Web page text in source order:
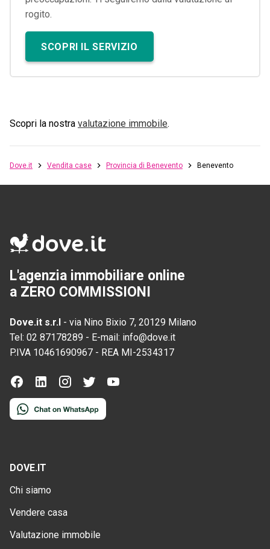
rogito.
SCOPRI IL SERVIZIO
Scopri la nostra valutazione immobile.
Dove.it Vendita case Provincia di Benevento Benevento
L'agenzia immobiliare online
a ZERO COMMISSIONI
Dove.it s.r.l - via Nino Bixio 7, 20129 Milano
Tel: 02 87178289 - E-mail: info@dove.it
P.IVA 10461690967 - REA MI-2534317
DOVE.IT
Chi siamo
Vendere casa
Valutazione immobile